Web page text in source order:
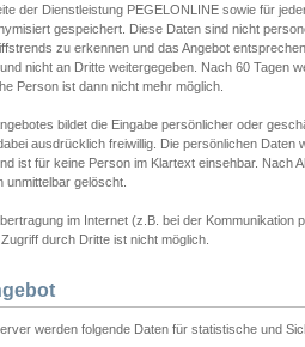
der Dienstleistung PEGELONLINE sowie für
gespeichert. Diese Daten sind nicht
zu erkennen und das Angebot
nicht an Dritte weitergegeben. Nach 60 Tagen
Person ist dann nicht mehr möglich.
bildet die Eingabe persönlicher oder
ausdrücklich freiwillig. Die persönlichen Daten
ist für keine Person im Klartext einsehbar. Nach
unmittelbar gelöscht.
im Internet (z.B. bei der Kommunikation
durch Dritte ist nicht möglich.
werden folgende Daten für statistische und